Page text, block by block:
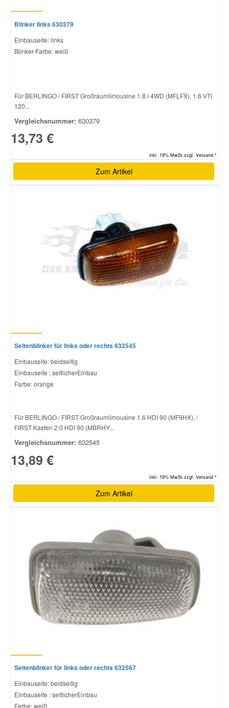
Blinker links 630379
Einbauseite: links
Blinker-Farbe: weiß
Für BERLINGO / FIRST Großraumlimousine 1.8 i 4WD (MFLFX), 1.6 VTi
120...
Vergleichsnummer: 630379
13,73 €
inkl. 19% MwSt.zzgl. Versand *
Zum Artikel
Seitenblinker für links oder rechts 632545
Einbauseite: beidseitig
Einbauseite : seitlicherEinbau
Farbe: orange
Für BERLINGO / FIRST Großraumlimousine 1.6 HDI 90 (MF9HX), /
FIRST Kasten 2.0 HDI 90 (MBRHY...
Vergleichsnummer: 632545
13,89 €
inkl. 19% MwSt.zzgl. Versand *
Zum Artikel
Seitenblinker für links oder rechts 632567
Einbauseite: beidseitig
Einbauseite : seitlicherEinbau
Farbe: weiß